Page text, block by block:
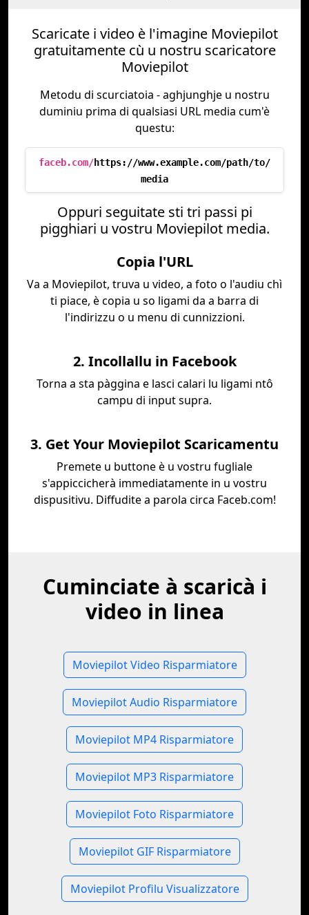
Scaricate i video è l'imagine Moviepilot
gratuitamente cù u nostru scaricatore
Moviepilot
Metodu di scurciatoia - aghjunghje u nostru
duminiu prima di qualsiasi URL media cum'è
questu:
faceb.com/https://www.example.com/path/to/
media
Oppuri seguitate sti tri passi pi
pigghiari u vostru Moviepilot media.
Copia l'URL
Va a Moviepilot, truva u video, a foto o l'audiu chì
ti piace, è copia u so ligami da a barra di
l'indirizzu o u menu di cunnizzioni.
2. Incollallu in Facebook
Torna a sta pàggina e lasci calari lu ligami ntô
campu di input supra.
3. Get Your Moviepilot Scaricamentu
Premete u buttone è u vostru fugliale
s'appiccicherà immediatamente in u vostru
dispusitivu. Diffudite a parola circa Faceb.com!
Cuminciate à scaricà i
video in linea
Moviepilot Video Risparmiatore
Moviepilot Audio Risparmiatore
Moviepilot MP4 Risparmiatore
Moviepilot MP3 Risparmiatore
Moviepilot Foto Risparmiatore
Moviepilot GIF Risparmiatore
Moviepilot Profilu Visualizzatore